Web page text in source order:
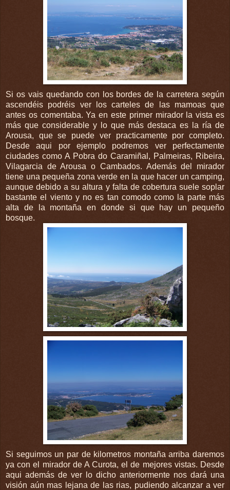
Si os vais quedando con los bordes de la carretera según
ascendéis podréis ver los carteles de las mamoas que
antes os comentaba. Ya en este primer mirador la vista es
más que considerable y lo que más destaca es la ría de
Arousa, que se puede ver practicamente por completo.
Desde aqui por ejemplo podremos ver perfectamente
ciudades como A Pobra do Caramiñal, Palmeiras, Ribeira,
Vilagarcia de Arousa o Cambados. Además del mirador
tiene una pequeña zona verde en la que hacer un camping,
aunque debido a su altura y falta de cobertura suele soplar
bastante el viento y no es tan comodo como la parte más
alta de la montaña en donde si que hay un pequeño
bosque.
Si seguimos un par de kilometros montaña arriba daremos
ya con el mirador de A Curota, el de mejores vistas. Desde
aqui además de ver lo dicho anteriormente nos dará una
visión aún mas lejana de las rias, pudiendo alcanzar a ver